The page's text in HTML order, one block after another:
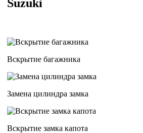
Suzuki
Вскрытие багажника
Замена цилиндра замка
Вскрытие замка капота